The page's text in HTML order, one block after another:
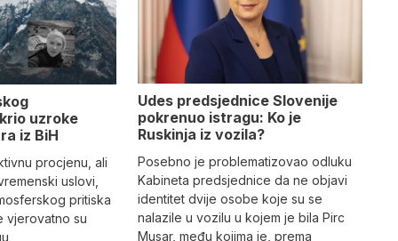
uzroke
iz BiH
procjenu, ali
uslovi,
pritiska
vjerovatno su
Udes predsjednice Slovenije
pokrenuo istragu: Ko je
Ruskinja iz vozila?
Posebno je problematizovao odluku
Kabineta predsjednice da ne objavi
identitet dvije osobe koje su se
nalazile u vozilu u kojem je bila Pirc
Musar, među kojima je, prema